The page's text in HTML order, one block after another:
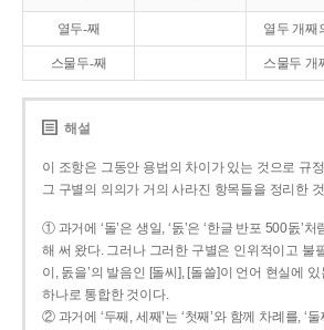
열두-째 열두 개째
스물두-째 스물두 개
해설
이 조항은 그동안 용법의 차이가 있는 것으로 규
그 구별의 의의가 거의 사라진 항목들을 정리한
① 과거에 ‘돌’은 생일, ‘돐’은 ‘한글 반포 500돐’처
해 써 왔다. 그러나 그러한 구별은 인위적이고 불
이, 돐을’의 발음인 [돌씨], [돌쓸]이 언어 현실에 있
하나로 통합한 것이다.
② 과거에 ‘두째, 세째’는 ‘첫째’와 함께 차례를, ‘둘